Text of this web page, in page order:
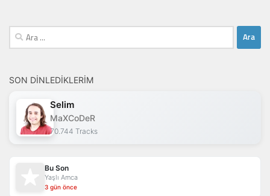
Arama:
SON DINLEDIKLERIM
Selim
MaXCoDeR
70.744 Tracks
Bu Son
Yaşlı Amca
3 gün önce